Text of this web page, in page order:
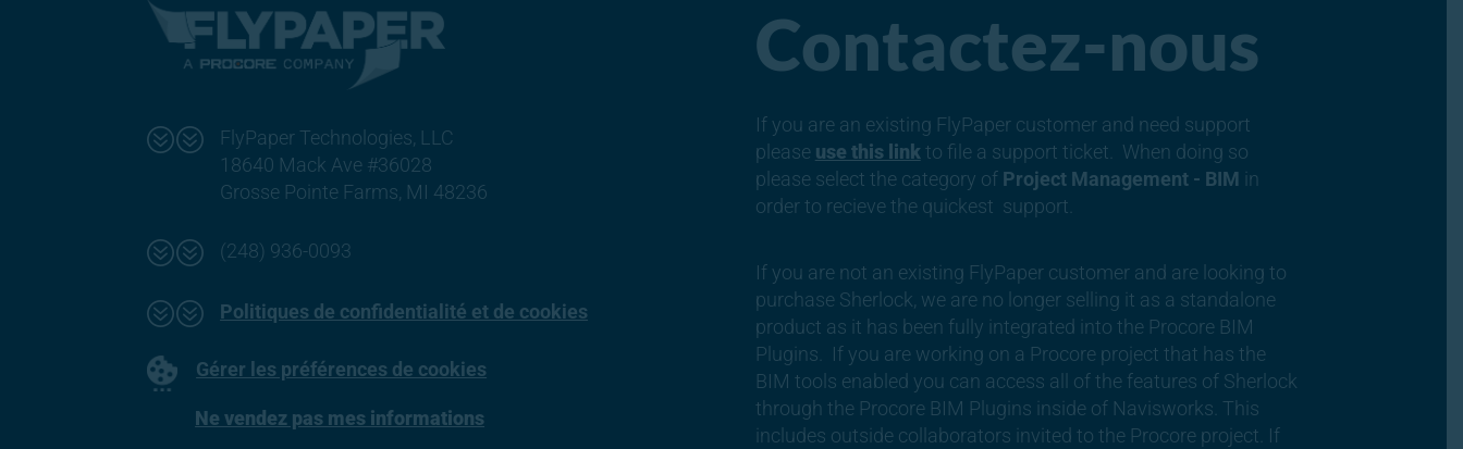
??
FlyPaper Technologies, LLC
18640 Mack Ave #36028
Grosse Pointe Farms, MI 48236
?? (248) 936-0093
?? Politiques de confidentialité et de cookies
Gérer les préférences de cookies
Ne vendez pas mes informations
Contactez-nous
If you are an existing FlyPaper customer and need support
please use this link to file a support ticket. When doing so
please select the category of Project Management - BIM in
order to recieve the quickest support.
If you are not an existing FlyPaper customer and are looking to
purchase Sherlock, we are no longer selling it as a standalone
product as it has been fully integrated into the Procore BIM
Plugins. If you are working on a Procore project that has the
BIM tools enabled you can access all of the features of Sherlock
through the Procore BIM Plugins inside of Navisworks. This
includes outside collaborators invited to the Procore project. If